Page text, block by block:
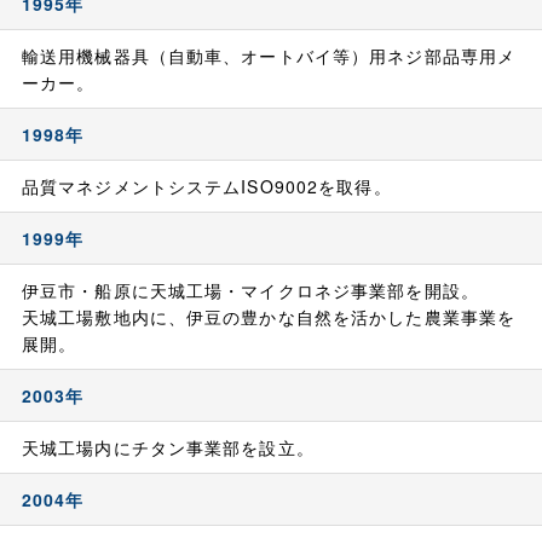
輸送用機械器具（自動車、オートバイ等）用ネジ部品専用メ
ーカー。
1998年
品質マネジメントシステムISO9002を取得。
1999年
伊豆市・船原に天城工場・マイクロネジ事業部を開設。
天城工場敷地内に、伊豆の豊かな自然を活かした農業事業を
展開。
2003年
天城工場内にチタン事業部を設立。
2004年